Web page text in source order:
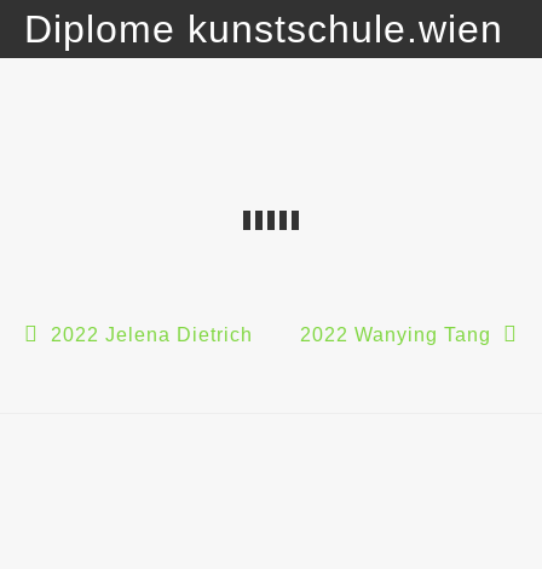
SkipDiplome kunstschule.wien
Beitragsnavigation
2022 Jelena Dietrich 2022 Wanying Tang